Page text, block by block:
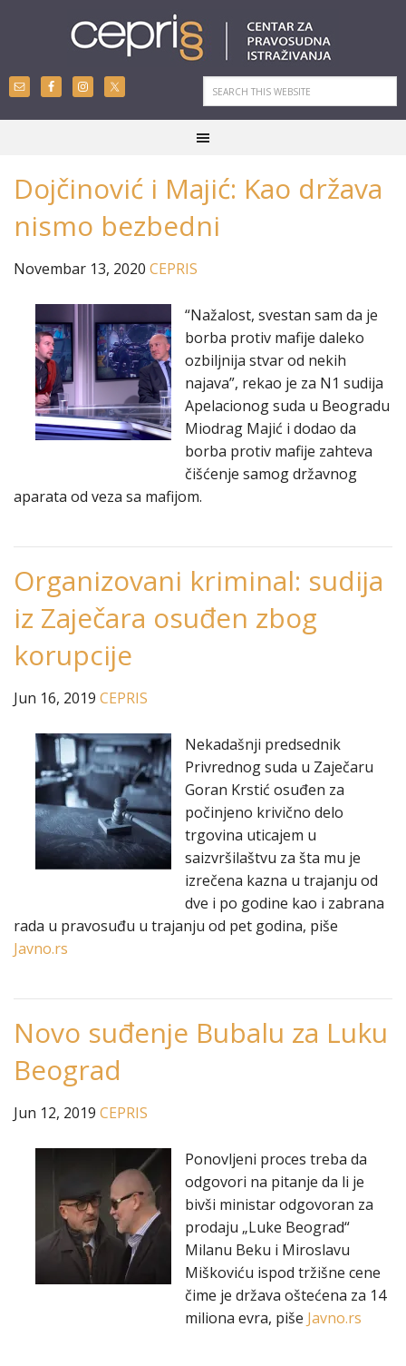
Dojčinović i Majić: Kao država
nismo bezbedni
Novembar 13, 2020 CEPRIS
“Nažalost, svestan sam da je
borba protiv mafije daleko
ozbiljnija stvar od nekih
najava”, rekao je za N1 sudija
Apelacionog suda u Beogradu
Miodrag Majić i dodao da
borba protiv mafije zahteva
čišćenje samog državnog
aparata od veza sa mafijom.
Organizovani kriminal: sudija
iz Zaječara osuđen zbog
korupcije
Jun 16, 2019 CEPRIS
Nekadašnji predsednik
Privrednog suda u Zaječaru
Goran Krstić osuđen za
počinjeno krivično delo
trgovina uticajem u
saizvršilaštvu za šta mu je
izrečena kazna u trajanju od
dve i po godine kao i zabrana
rada u pravosuđu u trajanju od pet godina, piše
Javno.rs
Novo suđenje Bubalu za Luku
Beograd
Jun 12, 2019 CEPRIS
Ponovljeni proces treba da
odgovori na pitanje da li je
bivši ministar odgovoran za
prodaju „Luke Beograd“
Milanu Beku i Miroslavu
Miškoviću ispod tržišne cene
čime je država oštećena za 14
miliona evra, piše Javno.rs